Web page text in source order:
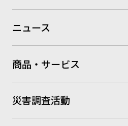
ニュース
商品・サービス
災害調査活動